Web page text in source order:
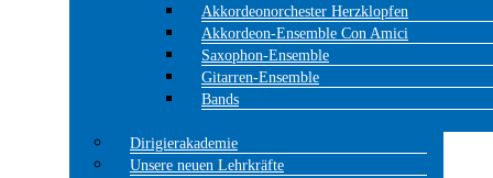
Akkordeonorchester Herzklopfen
Akkordeon-Ensemble Con Amici
Saxophon-Ensemble
Gitarren-Ensemble
Bands
Dirigierakademie
Unsere neuen Lehrkräfte